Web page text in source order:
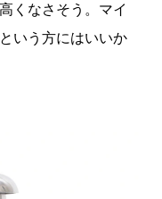
くなさそう。マイ
いう方にはいいか